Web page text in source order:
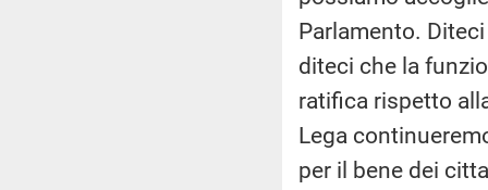
Parlamento.
diteci che la
ratifica rispetto
Lega
per il bene dei